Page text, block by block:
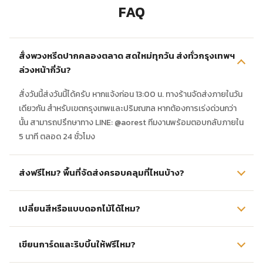
FAQ
สั่งพวงหรีดปากคลองตลาด สดใหม่ทุกวัน ส่งทั่วกรุงเทพฯ
ล่วงหน้ากี่วัน?
สั่งวันนี้ส่งวันนี้ได้ครับ หากแจ้งก่อน 13:00 น. ทางร้านจัดส่งภายในวัน
เดียวกัน สำหรับเขตกรุงเทพและปริมณฑล หากต้องการเร่งด่วนกว่า
นั้น สามารถปรึกษาทาง LINE: @aorest ทีมงานพร้อมตอบกลับภายใน
5 นาที ตลอด 24 ชั่วโมง
ส่งฟรีไหม? พื้นที่จัดส่งครอบคลุมที่ไหนบ้าง?
เปลี่ยนสีหรือแบบดอกไม้ได้ไหม?
เขียนการ์ดและริบบิ้นให้ฟรีไหม?